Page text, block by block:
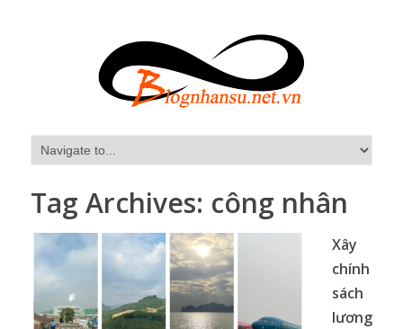
Tag Archives: công nhân
Xây
chính
sách
lương